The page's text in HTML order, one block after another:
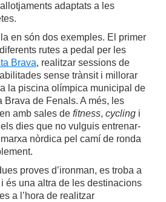
adaptats a les
en són dos exemples. El primer
rutes a pedal per les
Brava, realitzar sessions de
sense trànsit i millorar
la piscina olímpica municipal de
Brava de Fenals. A més, les
amb sales de fitness, cycling i
dies que no vulguis entrenar-
nòrdica pel camí de ronda
proves d’ironman, es troba a
i és una altra de les destinacions
a l’hora de realitzar